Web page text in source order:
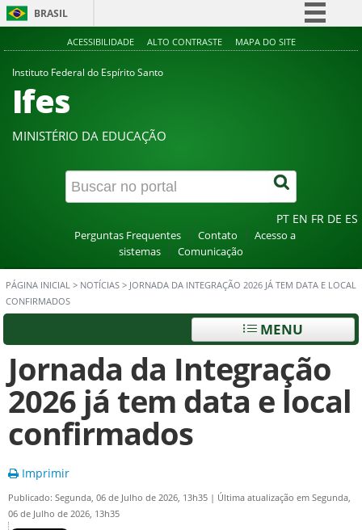
BRASIL
Simplifique!
Canais
ACESSIBILIDADE ALTO CONTRASTE MAPA DO SITE
Instituto Federal do Espírito Santo
Ifes
MINISTÉRIO DA EDUCAÇÃO
PT EN FR DE ES
Perguntas Frequentes Contato
Acesso a
sistemas
Comunicação
PÁGINA INICIAL > NOTÍCIAS > JORNADA DA INTEGRAÇÃO 2026 JÁ TEM DATA E LOCAL
CONFIRMADOS
MENU
Jornada da Integração
2026 já tem data e local
confirmados
Imprimir
Publicado: Segunda, 06 de Julho de 2026, 13h35 | Última atualização em Segunda,
06 de Julho de 2026, 13h35